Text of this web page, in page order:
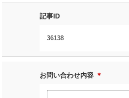
記事ID
36138
お問い合わせ内容 ＊